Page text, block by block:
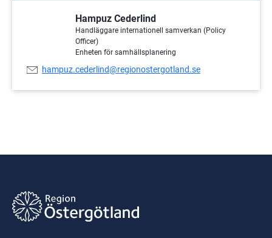
Hampuz Cederlind
Handläggare internationell samverkan (Policy
Officer)
Enheten för samhällsplanering
E-
hampuz.cederlind@regionostergotland.se